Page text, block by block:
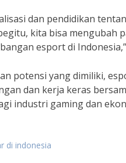
dan pendidikan
kita bisa mengubah
esport di
potensi yang dimiliki,
dan kerja keras
industri gaming dan
di indonesia